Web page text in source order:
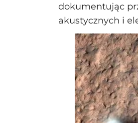
dokumentując
akustycznych i